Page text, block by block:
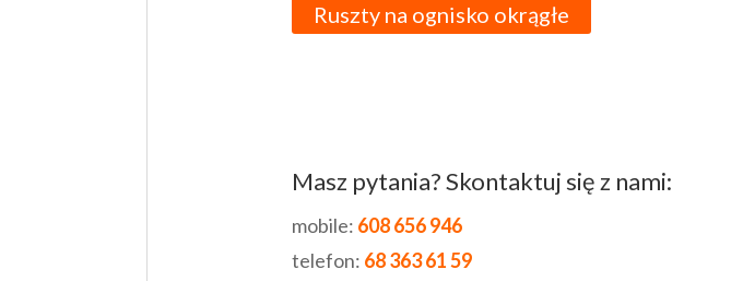
Ruszty na ognisko okrągłe
Masz pytania? Skontaktuj się z nami:
mobile: 608 656 946
telefon: 68 363 61 59